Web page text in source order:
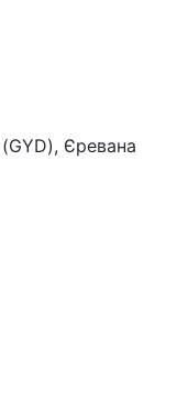
Єревана